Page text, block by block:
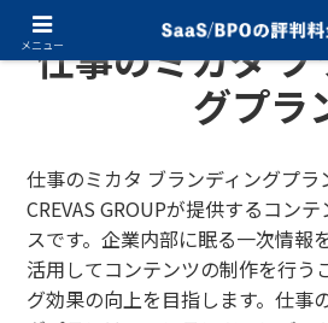
仕事のミカタ
グプラ
仕事のミカタ ブランディングプラ
CREVAS GROUPが提供するコン
スです。企業内部に眠る一次情報
活用してコンテンツの制作を行う
グ効果の向上を目指します。仕事
メニュー